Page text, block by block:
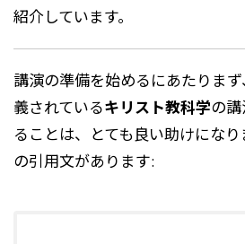
紹介しています。
講演の準備を始めるにあたりま
義されているキリスト教科学の
ることは、とても良い助けにな
の引用文があります: